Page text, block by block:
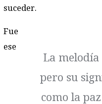
suceder.
La melodía
pero su
como la
Fue
ese